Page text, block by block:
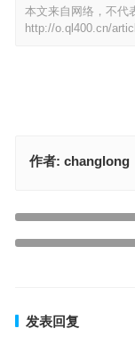
本文来自网络，不代
http://o.ql400.cn/
作者: changlong
发表回复